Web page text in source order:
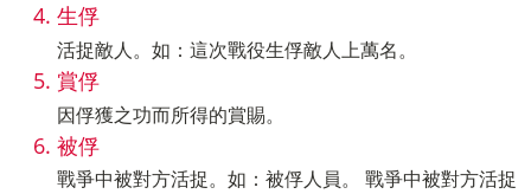
生俘
活捉敵人。如：這次戰役生俘敵人上萬名。
賞俘
因俘獲之功而所得的賞賜。
被俘
戰爭中被對方活捉。如：被俘人員。 戰爭中被對方活捉